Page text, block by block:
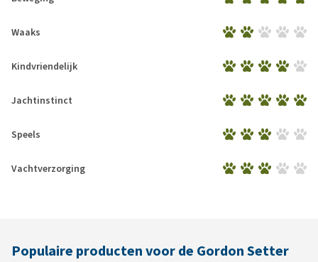
Waaks
Kindvriendelijk
Jachtinstinct
Speels
Vachtverzorging
Populaire producten voor de Gordon Setter